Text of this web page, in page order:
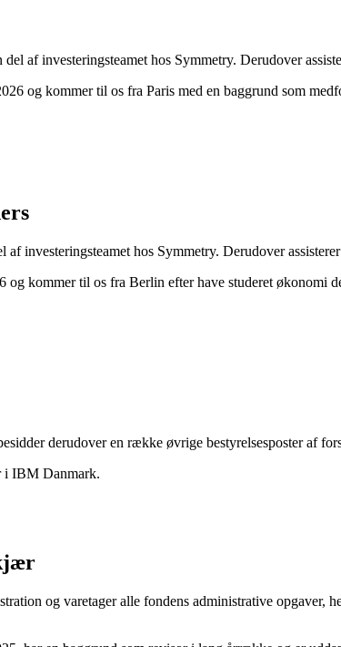
af investeringsteamet hos Symmetry. Derudover
og kommer til os fra Paris med en baggrund som
investeringsteamet hos Symmetry. Derudover
og kommer til os fra Berlin efter have studeret økonomi
derudover en række øvrige bestyrelsesposter af
i IBM Danmark.
og varetager alle fondens administrative opgaver,